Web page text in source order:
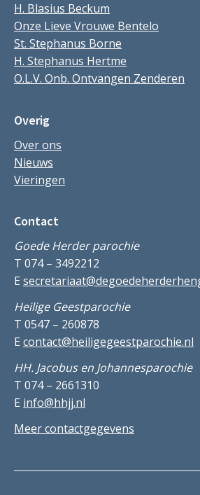
H. Blasius Beckum
Onze Lieve Vrouwe Bentelo
St. Stephanus Borne
H. Stephanus Hertme
O.L.V. Onb. Ontvangen Zenderen
Overig
Over ons
Nieuws
Vieringen
Contact
Goede Herder parochie
T 074 – 3492212
E
Heilige Geestparochie
T 0547 – 260878
E contact@heiligegeestparochie.nl
HH. Jacobus en Johannesparochie
T 074 – 2661310
E info@hhjj.nl
Meer contactgegevens